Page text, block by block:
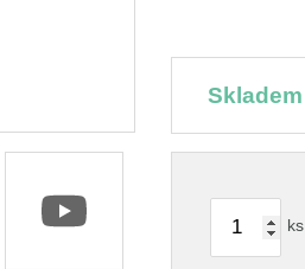
skladem
ks